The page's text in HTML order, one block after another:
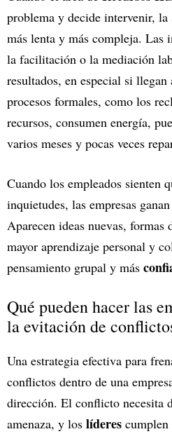
problema y decide intervenir, la
más lenta y más compleja. Las
la facilitación o la mediación
resultados, en especial si
procesos formales, como los
recursos, consumen energía,
varios meses y pocas veces
Cuando los empleados sienten
inquietudes, las empresas
Aparecen ideas nuevas, formas
mayor aprendizaje personal y
pensamiento grupal y más
Qué pueden hacer las
la evitación de
Una estrategia efectiva para
conflictos dentro de una
dirección. El conflicto necesita
amenaza, y los líderes cumplen